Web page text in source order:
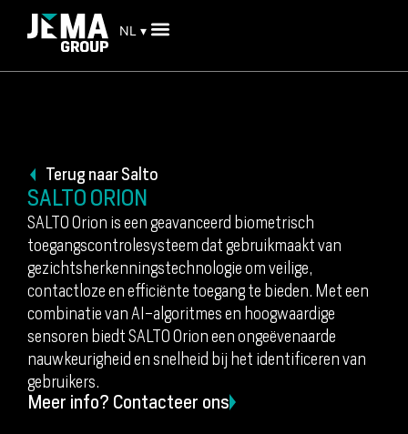
NL ▾
Terug naar Salto
SALTO ORION
SALTO Orion is een geavanceerd biometrisch
toegangscontrolesysteem dat gebruikmaakt van
gezichtsherkenningstechnologie om veilige,
contactloze en efficiënte toegang te bieden. Met een
combinatie van AI-algoritmes en hoogwaardige
sensoren biedt SALTO Orion een ongeëvenaarde
nauwkeurigheid en snelheid bij het identificeren van
gebruikers.
Meer info? Contacteer ons